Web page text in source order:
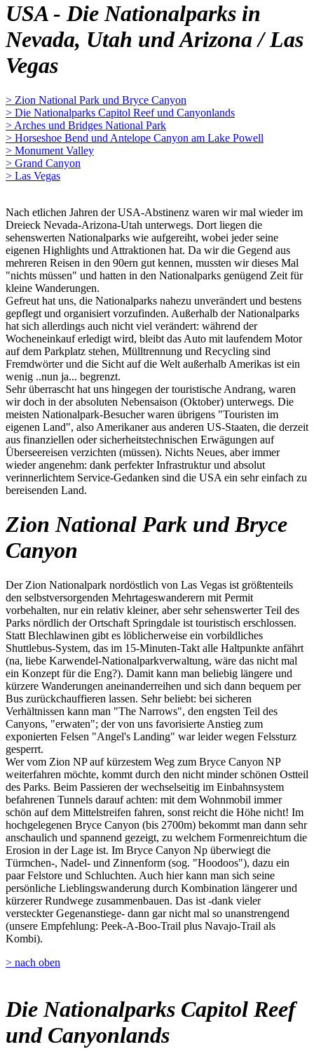
USA - Die Nationalparks in
Nevada, Utah und Arizona / Las
Vegas
> Zion National Park und Bryce Canyon
> Die Nationalparks Capitol Reef und Canyonlands
> Arches und Bridges National Park
> Horseshoe Bend und Antelope Canyon am Lake Powell
> Monument Valley
> Grand Canyon
> Las Vegas
Nach etlichen Jahren der USA-Abstinenz waren wir mal wieder im
Dreieck Nevada-Arizona-Utah unterwegs. Dort liegen die
sehenswerten Nationalparks wie aufgereiht, wobei jeder seine
eigenen Highlights und Attraktionen hat. Da wir die Gegend aus
mehreren Reisen in den 90ern gut kennen, mussten wir dieses Mal
"nichts müssen" und hatten in den Nationalparks genügend Zeit für
kleine Wanderungen.
Gefreut hat uns, die Nationalparks nahezu unverändert und bestens
gepflegt und organisiert vorzufinden. Außerhalb der Nationalparks
hat sich allerdings auch nicht viel verändert: während der
Wocheneinkauf erledigt wird, bleibt das Auto mit laufendem Motor
auf dem Parkplatz stehen, Mülltrennung und Recycling sind
Fremdwörter und die Sicht auf die Welt außerhalb Amerikas ist ein
wenig ..nun ja... begrenzt.
Sehr überrascht hat uns hingegen der touristische Andrang, waren
wir doch in der absoluten Nebensaison (Oktober) unterwegs. Die
meisten Nationalpark-Besucher waren übrigens "Touristen im
eigenen Land", also Amerikaner aus anderen US-Staaten, die derzeit
aus finanziellen oder sicherheitstechnischen Erwägungen auf
Überseereisen verzichten (müssen). Nichts Neues, aber immer
wieder angenehm: dank perfekter Infrastruktur und absolut
verinnerlichtem Service-Gedanken sind die USA ein sehr einfach zu
bereisenden Land.
Zion National Park und Bryce
Canyon
Der Zion Nationalpark nordöstlich von Las Vegas ist größtenteils
den selbstversorgenden Mehrtageswanderern mit Permit
vorbehalten, nur ein relativ kleiner, aber sehr sehenswerter Teil des
Parks nördlich der Ortschaft Springdale ist touristisch erschlossen.
Statt Blechlawinen gibt es löblicherweise ein vorbildliches
Shuttlebus-System, das im 15-Minuten-Takt alle Haltpunkte anfährt
(na, liebe Karwendel-Nationalparkverwaltung, wäre das nicht mal
ein Konzept für die Eng?). Damit kann man beliebig längere und
kürzere Wanderungen aneinanderreihen und sich dann bequem per
Bus zurückchauffieren lassen. Sehr beliebt: bei sicheren
Verhältnissen kann man "The Narrows", den engsten Teil des
Canyons, "erwaten"; der von uns favorisierte Anstieg zum
exponierten Felsen "Angel's Landing" war leider wegen Felssturz
gesperrt.
Wer vom Zion NP auf kürzestem Weg zum Bryce Canyon NP
weiterfahren möchte, kommt durch den nicht minder schönen Ostteil
des Parks. Beim Passieren der wechselseitig im Einbahnsystem
befahrenen Tunnels darauf achten: mit dem Wohnmobil immer
schön auf dem Mittelstreifen fahren, sonst reicht die Höhe nicht! Im
hochgelegenen Bryce Canyon (bis 2700m) bekommt man dann sehr
anschaulich und spannend gezeigt, zu welchem Formenreichtum die
Erosion in der Lage ist. Im Bryce Canyon Np überwiegt die
Türmchen-, Nadel- und Zinnenform (sog. "Hoodoos"), dazu ein
paar Felstore und Schluchten. Auch hier kann man sich seine
persönliche Lieblingswanderung durch Kombination längerer und
kürzerer Rundwege zusammenbauen. Das ist -dank vieler
versteckter Gegenanstiege- dann gar nicht mal so unanstrengend
(unsere Empfehlung: Peek-A-Boo-Trail plus Navajo-Trail als
Kombi).
> nach oben
Die Nationalparks Capitol Reef
und Canyonlands